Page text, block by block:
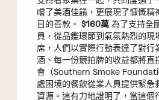
嚐了美酒佳餚，更展現了慷慨精
目的善款。 $160萬為了支持全
員，從品鑑環節到氣氛熱烈的現
席，人們以實際行動表達了對行
酒、每一份競拍牌的收益都將直
會（Southern Smoke
處困境的餐飲從業人員提供緊急
資源。這有力地證明了，當這個